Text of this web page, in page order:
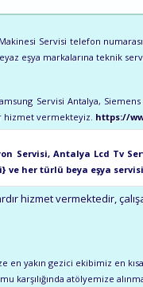
Makinesi Servisi telefon
eşya markalarına teknik
Servisi Antalya,
hizmet vermekteyiz. https://
Servisi, Antalya Lcd Tv
ve her türlü beya eşya
hizmet vermektedir,
en yakın gezici ekibimiz en
karşılığında atölyemize